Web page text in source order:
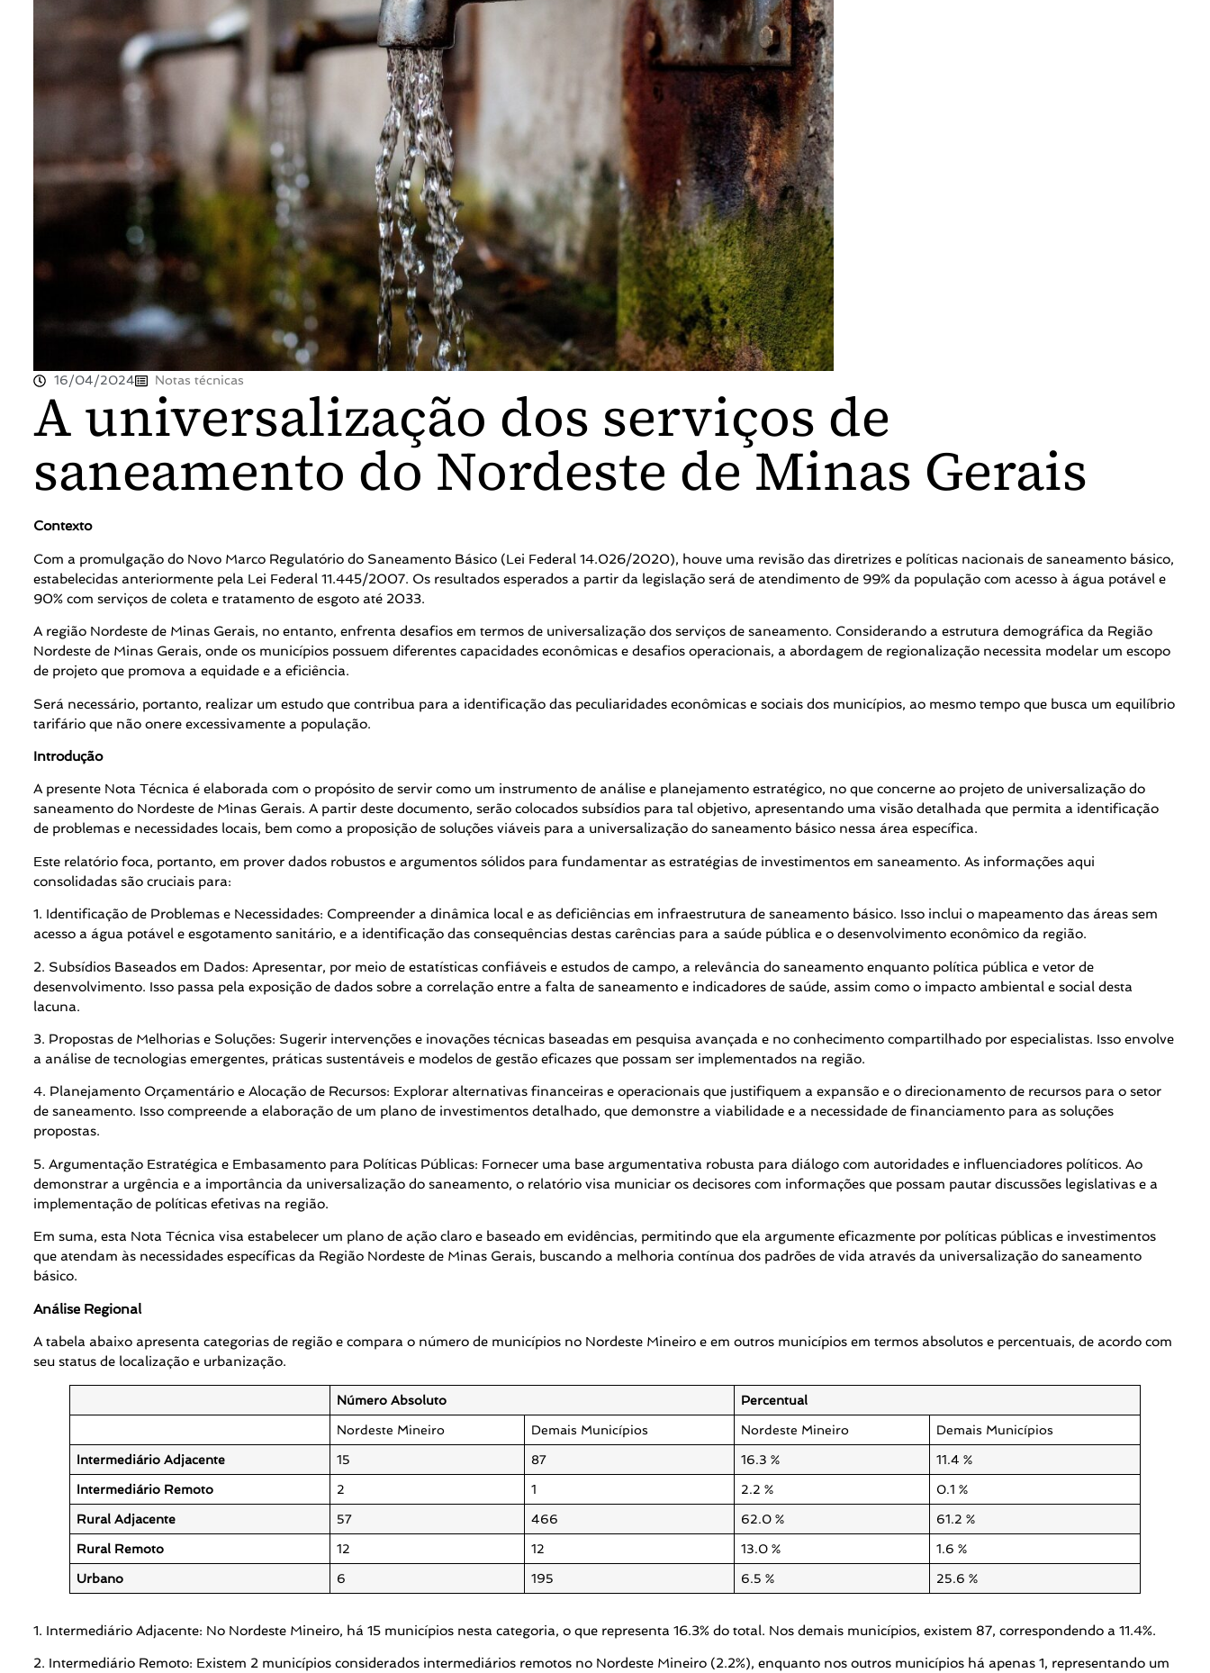
16/04/2024 Notas técnicas
A universalização dos serviços de
saneamento do Nordeste de Minas Gerais
Contexto
Com a promulgação do Novo Marco Regulatório do Saneamento Básico (Lei Federal 14.026/2020), houve uma revisão das diretrizes e políticas nacionais de saneamento básico,
estabelecidas anteriormente pela Lei Federal 11.445/2007. Os resultados esperados a partir da legislação será de atendimento de 99% da população com acesso à água potável e
90% com serviços de coleta e tratamento de esgoto até 2033.
A região Nordeste de Minas Gerais, no entanto, enfrenta desafios em termos de universalização dos serviços de saneamento. Considerando a estrutura demográfica da Região
Nordeste de Minas Gerais, onde os municípios possuem diferentes capacidades econômicas e desafios operacionais, a abordagem de regionalização necessita modelar um escopo
de projeto que promova a equidade e a eficiência.
Será necessário, portanto, realizar um estudo que contribua para a identificação das peculiaridades econômicas e sociais dos municípios, ao mesmo tempo que busca um equilíbrio
tarifário que não onere excessivamente a população.
Introdução
A presente Nota Técnica é elaborada com o propósito de servir como um instrumento de análise e planejamento estratégico, no que concerne ao projeto de universalização do
saneamento do Nordeste de Minas Gerais. A partir deste documento, serão colocados subsídios para tal objetivo, apresentando uma visão detalhada que permita a identificação
de problemas e necessidades locais, bem como a proposição de soluções viáveis para a universalização do saneamento básico nessa área específica.
Este relatório foca, portanto, em prover dados robustos e argumentos sólidos para fundamentar as estratégias de investimentos em saneamento. As informações aqui
consolidadas são cruciais para:
1. Identificação de Problemas e Necessidades: Compreender a dinâmica local e as deficiências em infraestrutura de saneamento básico. Isso inclui o mapeamento das áreas sem
acesso a água potável e esgotamento sanitário, e a identificação das consequências destas carências para a saúde pública e o desenvolvimento econômico da região.
2. Subsídios Baseados em Dados: Apresentar, por meio de estatísticas confiáveis e estudos de campo, a relevância do saneamento enquanto política pública e vetor de
desenvolvimento. Isso passa pela exposição de dados sobre a correlação entre a falta de saneamento e indicadores de saúde, assim como o impacto ambiental e social desta
lacuna.
3. Propostas de Melhorias e Soluções: Sugerir intervenções e inovações técnicas baseadas em pesquisa avançada e no conhecimento compartilhado por especialistas. Isso envolve
a análise de tecnologias emergentes, práticas sustentáveis e modelos de gestão eficazes que possam ser implementados na região.
4. Planejamento Orçamentário e Alocação de Recursos: Explorar alternativas financeiras e operacionais que justifiquem a expansão e o direcionamento de recursos para o setor
de saneamento. Isso compreende a elaboração de um plano de investimentos detalhado, que demonstre a viabilidade e a necessidade de financiamento para as soluções
propostas.
5. Argumentação Estratégica e Embasamento para Políticas Públicas: Fornecer uma base argumentativa robusta para diálogo com autoridades e influenciadores políticos. Ao
demonstrar a urgência e a importância da universalização do saneamento, o relatório visa municiar os decisores com informações que possam pautar discussões legislativas e a
implementação de políticas efetivas na região.
Em suma, esta Nota Técnica visa estabelecer um plano de ação claro e baseado em evidências, permitindo que ela argumente eficazmente por políticas públicas e investimentos
que atendam às necessidades específicas da Região Nordeste de Minas Gerais, buscando a melhoria contínua dos padrões de vida através da universalização do saneamento
básico.
Análise Regional
A tabela abaixo apresenta categorias de região e compara o número de municípios no Nordeste Mineiro e em outros municípios em termos absolutos e percentuais, de acordo com
seu status de localização e urbanização.
Número Absoluto Percentual
Nordeste Mineiro Demais Municípios Nordeste Mineiro Demais Municípios
Intermediário Adjacente 15 87 16.3 % 11.4 %
Intermediário Remoto 2 1 2.2 % 0.1 %
Rural Adjacente 57 466 62.0 % 61.2 %
Rural Remoto 12 12 13.0 % 1.6 %
Urbano 6 195 6.5 % 25.6 %
1. Intermediário Adjacente: No Nordeste Mineiro, há 15 municípios nesta categoria, o que representa 16.3% do total. Nos demais municípios, existem 87, correspondendo a 11.4%.
2. Intermediário Remoto: Existem 2 municípios considerados intermediários remotos no Nordeste Mineiro (2.2%), enquanto nos outros municípios há apenas 1, representando um